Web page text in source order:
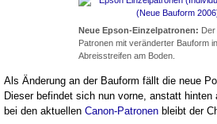
Neue Epson-Einzelpatronen:
Patronen mit veränderter Bauform
Abreisstreifen am Boden.
Als Änderung an der Bauform fällt die neue
Dieser befindet sich nun vorne, anstatt hinten
bei den aktuellen Canon-Patronen bleibt der